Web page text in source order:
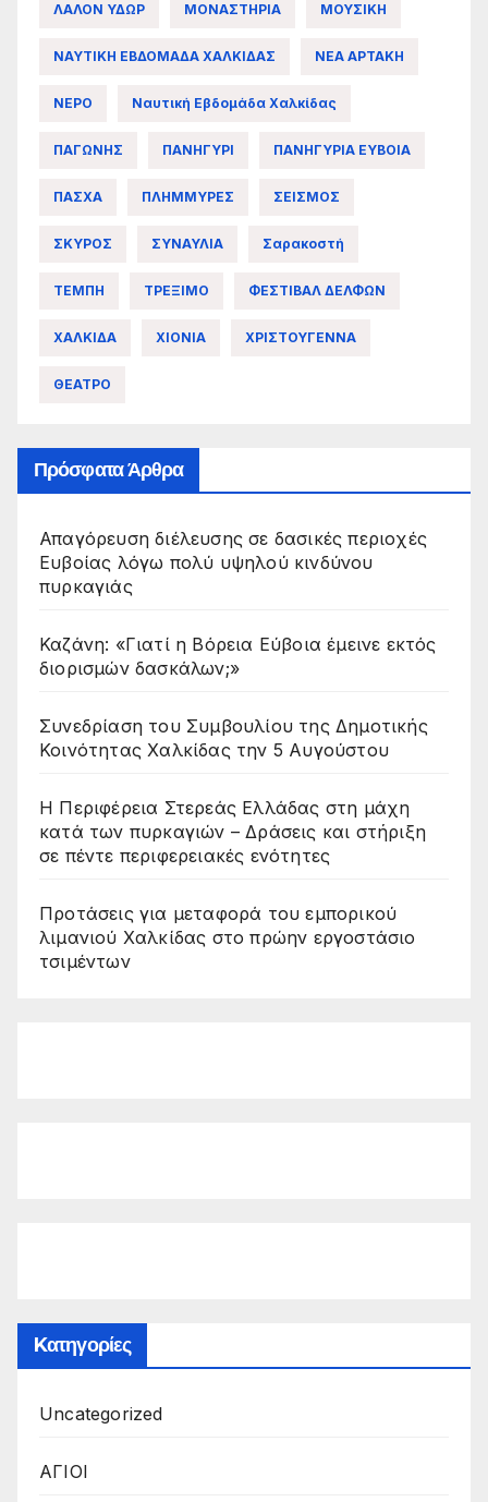
ΛΑΛΟΝ ΥΔΩΡ ΜΟΝΑΣΤΗΡΙΑ ΜΟΥΣΙΚΗ
ΝΑΥΤΙΚΗ ΕΒΔΟΜΑΔΑ ΧΑΛΚΙΔΑΣ ΝΕΑ ΑΡΤΑΚΗ
ΝΕΡΟ Ναυτική Εβδομάδα Χαλκίδας
ΠΑΓΩΝΗΣ ΠΑΝΗΓΥΡΙ ΠΑΝΗΓΥΡΙΑ ΕΥΒΟΙΑ
ΠΑΣΧΑ ΠΛΗΜΜΥΡΕΣ ΣΕΙΣΜΟΣ
ΣΚΥΡΟΣ ΣΥΝΑΥΛΙΑ Σαρακοστή
ΤΕΜΠΗ ΤΡΕΞΙΜΟ ΦΕΣΤΙΒΑΛ ΔΕΛΦΩΝ
ΧΑΛΚΙΔΑ ΧΙΟΝΙΑ ΧΡΙΣΤΟΥΓΕΝΝΑ
ΘΕΑΤΡΟ
Πρόσφατα Άρθρα
Απαγόρευση διέλευσης σε δασικές περιοχές
Ευβοίας λόγω πολύ υψηλού κινδύνου
πυρκαγιάς
Καζάνη: «Γιατί η Βόρεια Εύβοια έμεινε εκτός
διορισμών δασκάλων;»
Συνεδρίαση του Συμβουλίου της Δημοτικής
Κοινότητας Χαλκίδας την 5 Αυγούστου
Η Περιφέρεια Στερεάς Ελλάδας στη μάχη
κατά των πυρκαγιών – Δράσεις και στήριξη
σε πέντε περιφερειακές ενότητες
Προτάσεις για μεταφορά του εμπορικού
λιμανιού Χαλκίδας στο πρώην εργοστάσιο
τσιμέντων
Kατηγορίες
Uncategorized
ΑΓΙΟΙ